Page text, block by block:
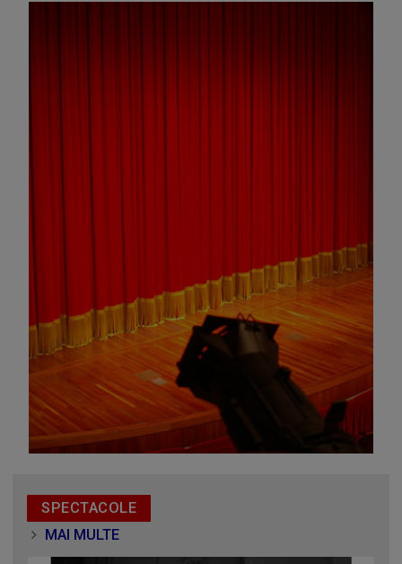
SPECTACOLE
MAI MULTE